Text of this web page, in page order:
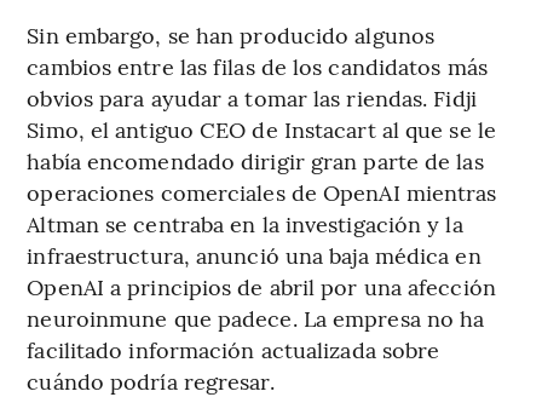
Sin embargo, se han producido algunos
cambios entre las filas de los candidatos más
obvios para ayudar a tomar las riendas. Fidji
Simo, el antiguo CEO de Instacart al que se le
había encomendado dirigir gran parte de las
operaciones comerciales de OpenAI mientras
Altman se centraba en la investigación y la
infraestructura, anunció una baja médica en
OpenAI a principios de abril por una afección
neuroinmune que padece. La empresa no ha
facilitado información actualizada sobre
cuándo podría regresar.